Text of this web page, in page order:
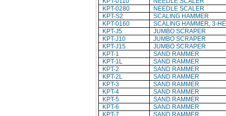
KPT-0280
NEEDLE SCALER
KPT-S2
SCALING HAMMER
KPT-0160
SCALING HAMMER, 3-
KPT-J5
JUMBO SCRAPER
KPT-J10
JUMBO SCRAPER
KPT-J15
JUMBO SCRAPER
KPT-1
SAND RAMMER
KPT-1L
SAND RAMMER
KPT-2
SAND RAMMER
KPT-2L
SAND RAMMER
KPT-3
SAND RAMMER
KPT-4
SAND RAMMER
KPT-5
SAND RAMMER
KPT-6
SAND RAMMER